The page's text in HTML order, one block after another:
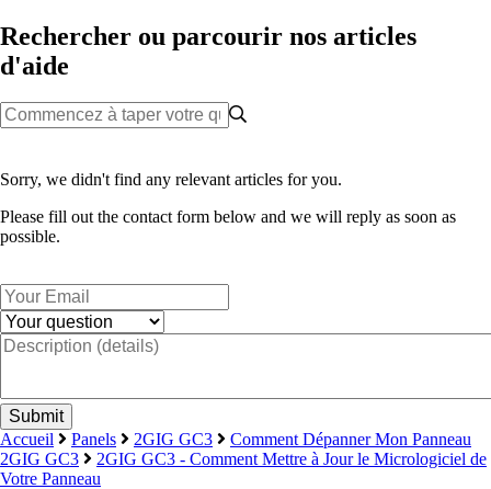
Rechercher ou parcourir nos articles
d'aide
Sorry, we didn't find any relevant articles for you.
Please fill out the contact form below and we will reply as soon as
possible.
Accueil Panels 2GIG GC3
Comment Dépanner Mon Panneau
2GIG GC3
2GIG GC3 - Comment Mettre à Jour le Micrologiciel de
Votre Panneau